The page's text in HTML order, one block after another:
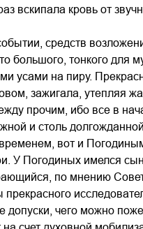
вскипала кровь от
средств
большого, тонкого для
усами на пиру.
зажигала, утепляя
прочим, ибо все в
и столь
вот и
У Погодиных имелся
по мнению
чего можно